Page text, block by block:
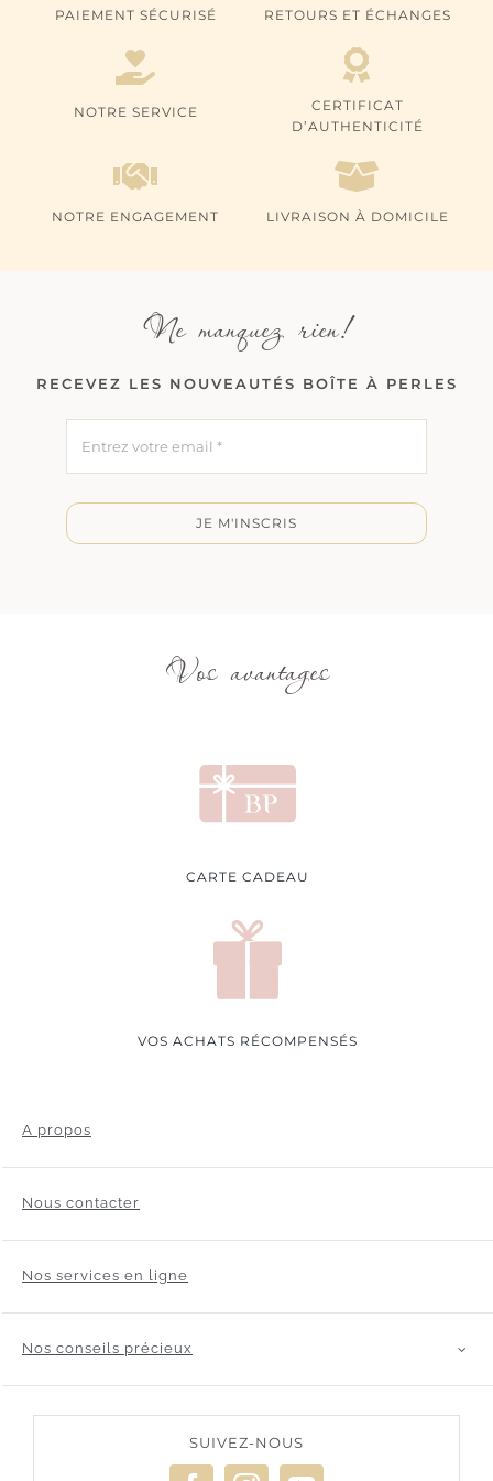
PAIEMENT SÉCURISÉ RETOURS ET ÉCHANGES
NOTRE SERVICE
CERTIFICAT
D’AUTHENTICITÉ
NOTRE ENGAGEMENT LIVRAISON À DOMICILE
Ne manquez rien!
RECEVEZ LES NOUVEAUTÉS BOÎTE À PERLES
JE M'INSCRIS
Vos avantages
CARTE CADEAU
VOS ACHATS RÉCOMPENSÉS
A propos
Nous contacter
Nos services en ligne
Nos conseils précieux
SUIVEZ-NOUS